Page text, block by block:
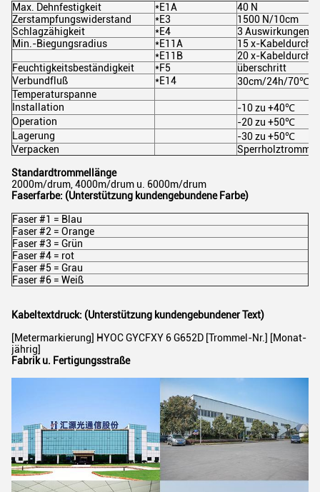
Max. Dehnfestigkeit *E1A
40 N
Zerstampfungswiderstand
*E3
1500 N/10cm
Schlagzähigkeit
*E4
3 Auswirkungen
Min.-Biegungsradius
*E11A
15 x-
*E11B
20 x-
Feuchtigkeitsbeständigkeit
*F5
überschritt
Verbundfluß
*E14
30cm/24h/70℃
Temperaturspanne
Installation
-10 zu +40℃
Operation
-20 zu +50℃
Lagerung
-30 zu +50℃
Verpacken
Sperrholztrommel
Standardtrommellänge
2000m/drum, 4000m/drum u. 6000m/drum
Faserfarbe: (Unterstützung kundengebundene Farbe)
Faser #1 = Blau
Faser #2 = Orange
Faser #3 = Grün
Faser #4 = rot
Faser #5 = Grau
Faser #6 = Weiß
Kabeltextdruck: (Unterstützung kundengebundener Text)
[Metermarkierung] HYOC GYCFXY 6 G652D [Trommel-Nr.] [Monat-
jährig]
Fabrik u. Fertigungsstraße